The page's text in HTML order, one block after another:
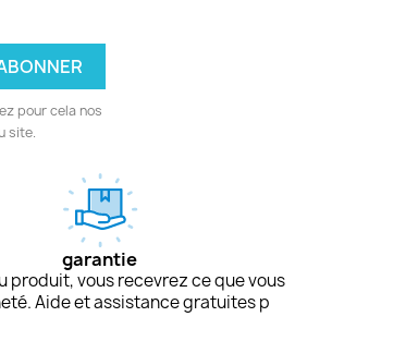
pour cela nos
site.
garantie
produit, vous recevrez ce que vous
Aide et assistance gratuites p